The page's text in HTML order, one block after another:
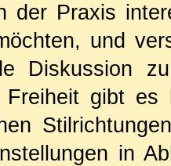
der Praxis
und
Diskussion
Freiheit gibt
in